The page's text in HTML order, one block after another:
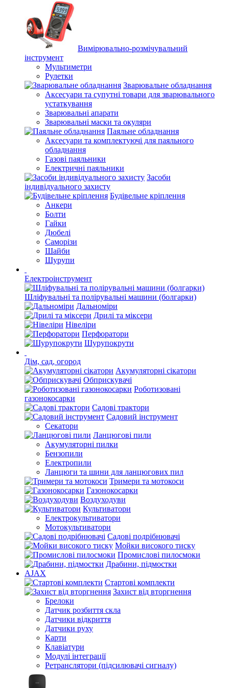
Вимірювально-розмічувальний
інструмент
Мультиметри
Рулетки
Зварювальне обладнання
Аксесуари та супутні товари для зварювального
устаткування
Зварювальні апарати
Зварювальні маски та окуляри
Паяльне обладнання
Аксесуари та комплектуючі для паяльного
обладнання
Газові паяльники
Електричні паяльники
Засоби
індивідуального захисту
Будівельне кріплення
Анкери
Болти
Гайки
Дюбелі
Саморізи
Шайби
Шурупи
Електроінструмент
Шліфувальні та полірувальні машини (болгарки)
Дальноміри
Дрилі та міксери
Нівеліри
Перфоратори
Шурупокрути
Дім, сад, огород
Акумуляторні сікатори
Обприскувачі
Роботизовані
газонокосарки
Садові трактори
Садовий інструмент
Секатори
Ланцюгові пили
Акумуляторні пилки
Бензопили
Електропили
Ланцюги та шини для ланцюгових пил
Тримери та мотокоси
Газонокосарки
Воздуходуви
Культиватори
Електрокультиватори
Мотокультиватори
Садові подрібнювачі
Мойки високого тиску
Промислові пилосмоки
Драбини, підмостки
AJAX
Стартові комплекти
Захист від вторгнення
Брелоки
Датчик розбиття скла
Датчики відкриття
Датчики руху
Карти
Клавіатури
Модулі інтеграції
Ретранслятори (підсилювачі сигналу)